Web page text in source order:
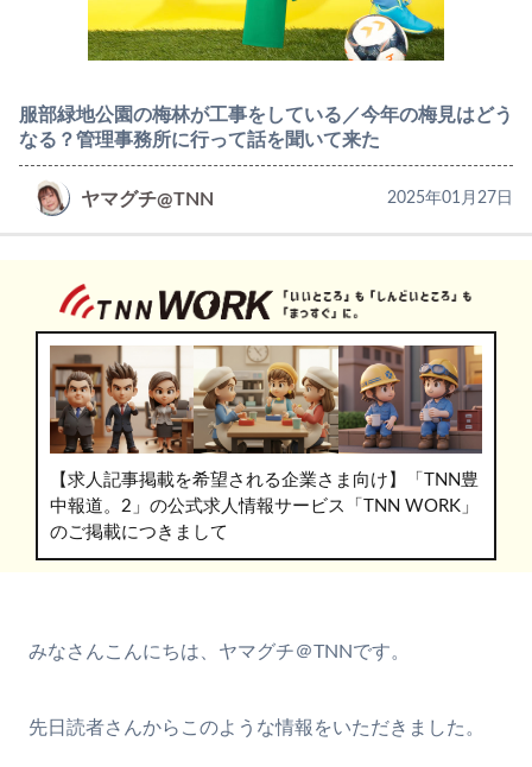
服部緑地公園の梅林が工事をしている／今年の梅見はどう
なる？管理事務所に行って話を聞いて来た
ヤマグチ@TNN 2025年01月27日
【求人記事掲載を希望される企業さま向け】「TNN豊
中報道。2」の公式求人情報サービス「TNN WORK」
のご掲載につきまして
みなさんこんにちは、ヤマグチ＠TNNです。
先日読者さんからこのような情報をいただきました。